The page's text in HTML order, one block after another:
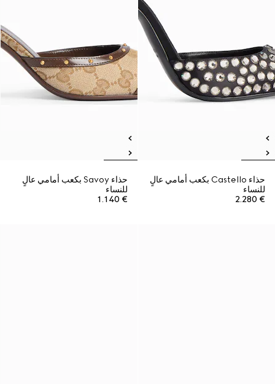
حذاء Castello بكعب أمامي عالٍ
للنساء
€ 2.280
حذاء Savoy بكعب أمامي عالٍ
للنساء
€ 1.140